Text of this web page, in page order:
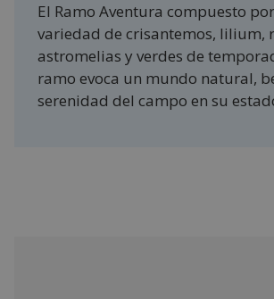
El Ramo Aventura compuesto
variedad de crisantemos, lilium,
astromelias y verdes de
ramo evoca un mundo natural,
serenidad del campo en su